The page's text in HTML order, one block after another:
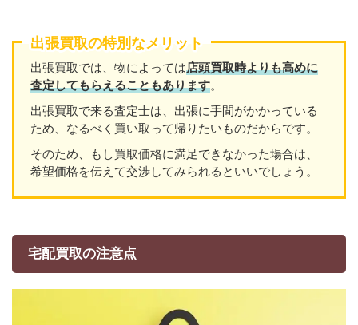
出張買取の特別なメリット
出張買取では、物によっては店頭買取時よりも高めに
査定してもらえることもあります。
出張買取で来る査定士は、出張に手間がかかっている
ため、なるべく買い取って帰りたいものだからです。
そのため、もし買取価格に満足できなかった場合は、
希望価格を伝えて交渉してみられるといいでしょう。
宅配買取の注意点